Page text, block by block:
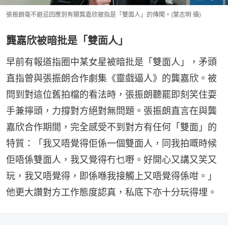
張振朗毫不避忌回應到有關龔嘉欣被指是「雙面人」的傳聞。(葉志明 攝)
龔嘉欣被暗批是「雙面人」
早前有報道指圈中某女星被暗批是「雙面人」，矛頭
直指曾與張振朗合作劇集《靈戲逼人》的龔嘉欣。被
問到對這位舊拍檔的看法時，張振朗聽罷即刻笑住耍
手兼擰頭，力撐對方絕對無問題。張振朗直言在與龔
嘉欣合作期間，完全感受不到對方有任何「雙面」的
特質：「我又唔覺得佢係一個雙面人，同我拍嘅時候
佢唔係雙面人，我又覺得冇乜嘢。好開心又講又笑又
玩，我又唔覺得，即係喺我接觸上又唔覺得係咁。」
他更大讚對方工作態度認真，私底下亦十分玩得埋。